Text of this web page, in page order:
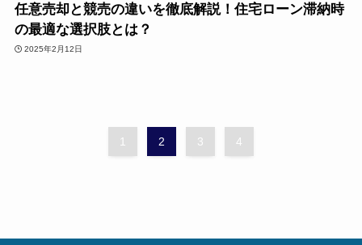
任意売却と競売の違いを徹底解説！住宅ローン滞納時
の最適な選択肢とは？
2025年2月12日
1 2 3 4